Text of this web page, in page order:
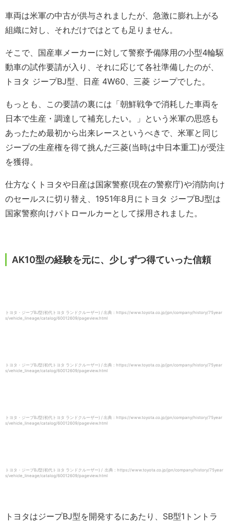
車両は米軍の中古が供与されましたが、急激に膨れ上がる
組織に対し、それだけではとても足りません。
そこで、国産車メーカーに対して警察予備隊用の小型4輪駆
動車の試作要請が入り、それに応じて各社準備したのが、
トヨタ ジープBJ型、日産 4W60、三菱 ジープでした。
もっとも、この要請の裏には「朝鮮戦争で消耗した車両を
日本で生産・調達して補充したい。」という米軍の思惑も
あったため最初から出来レースというべきで、米軍と同じ
ジープの生産権を得て挑んだ三菱(当時は中日本重工)が受注
を獲得。
仕方なくトヨタや日産は国家警察(現在の警察庁)や消防向け
のセールスに切り替え、1951年8月にトヨタ ジープBJ型は
国家警察向けパトロールカーとして採用されました。
AK10型の経験を元に、少しずつ得ていった信頼
トヨタ・ジープBJ型(初代トヨタ ランドクルーザー) / 出典：https://www.toyota.co.jp/jpn/company/history/75year
s/vehicle_lineage/catalog/60012609/pageview.html
トヨタ・ジープBJ型(初代トヨタ ランドクルーザー) / 出典：https://www.toyota.co.jp/jpn/company/history/75year
s/vehicle_lineage/catalog/60012609/pageview.html
トヨタ・ジープBJ型(初代トヨタ ランドクルーザー) / 出典：https://www.toyota.co.jp/jpn/company/history/75year
s/vehicle_lineage/catalog/60012609/pageview.html
トヨタ・ジープBJ型(初代トヨタ ランドクルーザー) / 出典：https://www.toyota.co.jp/jpn/company/history/75year
s/vehicle_lineage/catalog/60012609/pageview.html
トヨタはジープBJ型を開発するにあたり、SB型1トントラ